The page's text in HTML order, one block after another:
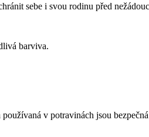
sebe i svou rodinu před
barviva.
v potravinách jsou